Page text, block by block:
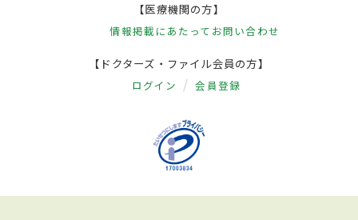
【医療機関の方】
情報掲載にあたって お問い合わせ
【ドクターズ・ファイル会員の方】
ログイン 会員登録